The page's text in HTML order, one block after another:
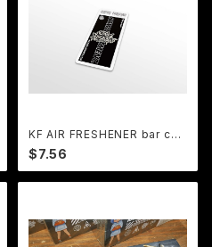
KF AIR FRESHENER bar cod
e
$7.56